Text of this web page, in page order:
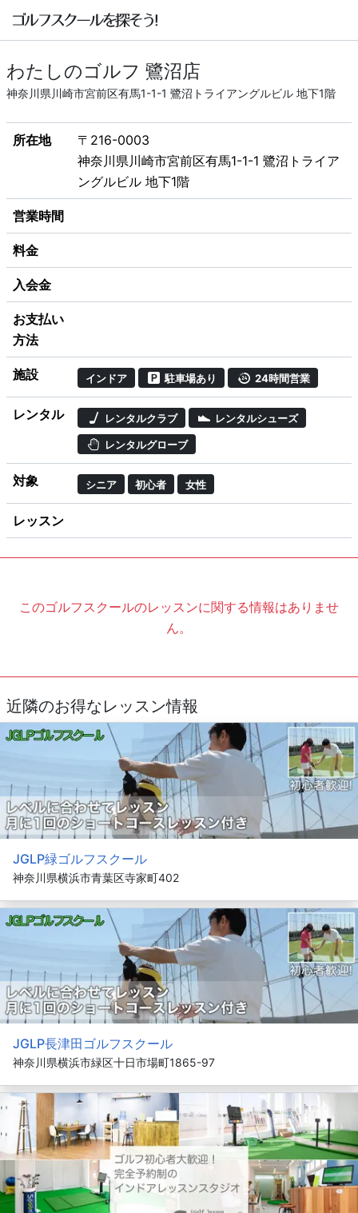
わたしのゴルフ 鷺沼店
神奈川県川崎市宮前区有馬1-1-1 鷺沼トライアングルビル 地下1階
所在地
〒216-0003
神奈川県川崎市宮前区有馬1-1-1 鷺沼トライア
ングルビル 地下1階
営業時間
料金
入会金
お支払い
方法
施設 インドア 駐車場あり 24時間営業
レンタル レンタルクラブ レンタルシューズ
レンタルグローブ
対象 シニア 初心者 女性
レッスン
このゴルフスクールのレッスンに関する情報はありませ
ん。
近隣のお得なレッスン情報
JGLP緑ゴルフスクール
神奈川県横浜市青葉区寺家町402
JGLP長津田ゴルフスクール
神奈川県横浜市緑区十日市場町1865-97